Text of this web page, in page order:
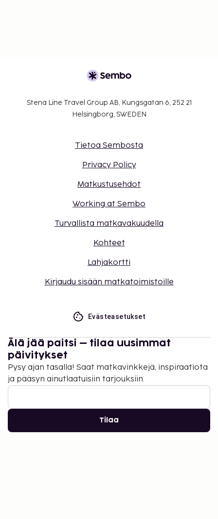
Stena Line Travel Group AB, Kungsgatan 6, 252 21
Helsingborg, SWEDEN
Tietoa Sembosta
Privacy Policy
Matkustusehdot
Working at Sembo
Turvallista matkavakuudella
Kohteet
Lahjakortti
Kirjaudu sisään matkatoimistoille
Evästeasetukset
Älä jää paitsi – tilaa uusimmat
päivitykset
Pysy ajan tasalla! Saat matkavinkkejä, inspiraatiota
ja pääsyn ainutlaatuisiin tarjouksiin.
Tilaa